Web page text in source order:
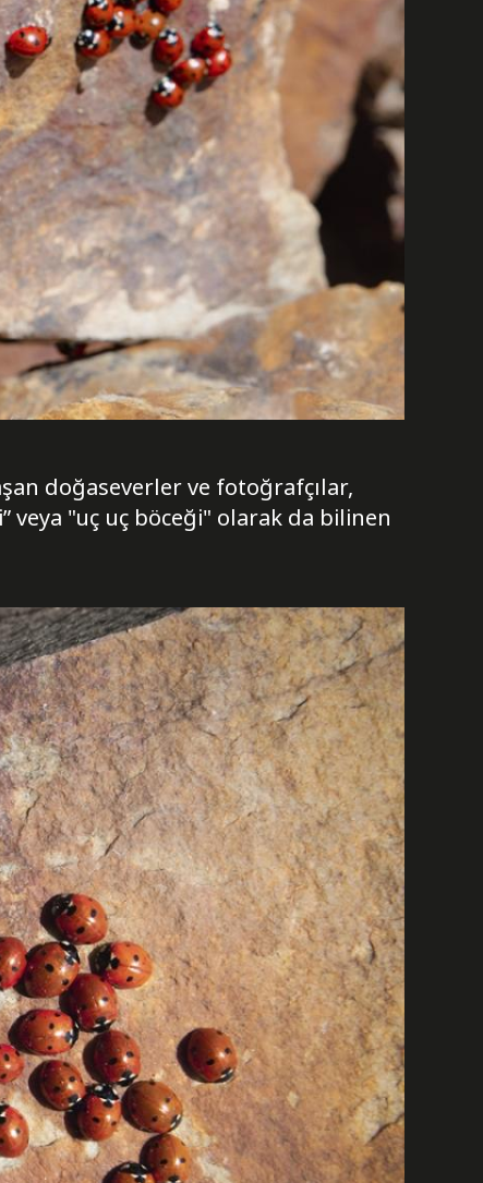
doğaseverler ve fotoğrafçılar,
veya "uç uç böceği" olarak da bilinen